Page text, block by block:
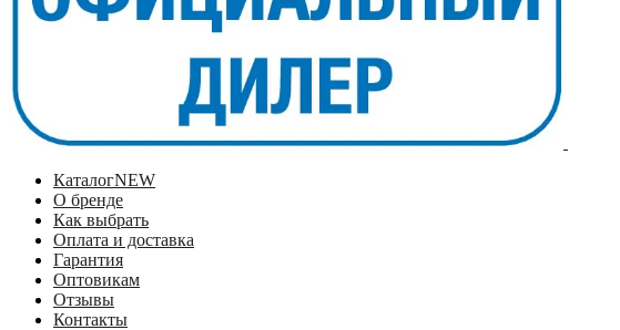
КаталогNEW
О бренде
Как выбрать
Оплата и доставка
Гарантия
Оптовикам
Отзывы
Контакты